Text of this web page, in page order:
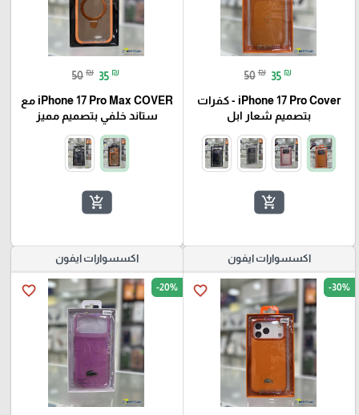
50 ₪ 35 ₪
iPhone 17 Pro Cover - كفرات
بتصميم شعار ابل
add_shopping_cart
50 ₪ 35 ₪
iPhone 17 Pro Max COVER مع
ستاند خلفي بتصميم مميز
add_shopping_cart
اكسسوارات ايفون
favorite_border -30%
اكسسوارات ايفون
favorite_border -20%